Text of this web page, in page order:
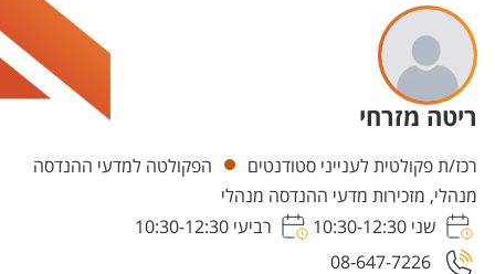
ריטה מזרחי
Departments
רכז/ת פקולטית לענייני סטודנטים
הפקולטה למדעי ההנדסה
מנהלי, מזכירות מדעי ההנדסה מנהלי
שני 10:30-12:30
רביעי 10:30-12:30
08-647-7226